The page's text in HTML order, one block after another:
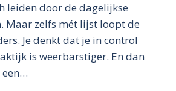
leiden door de dagelijkse
Maar zelfs mét lijst loopt de
Je denkt dat je in control
is weerbarstiger. En dan